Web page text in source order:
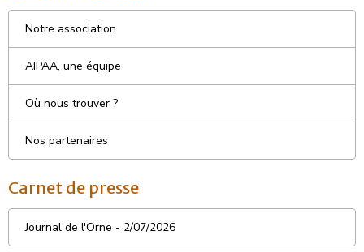
Notre association
AIPAA, une équipe
Où nous trouver ?
Nos partenaires
Carnet de presse
Journal de l'Orne - 2/07/2026